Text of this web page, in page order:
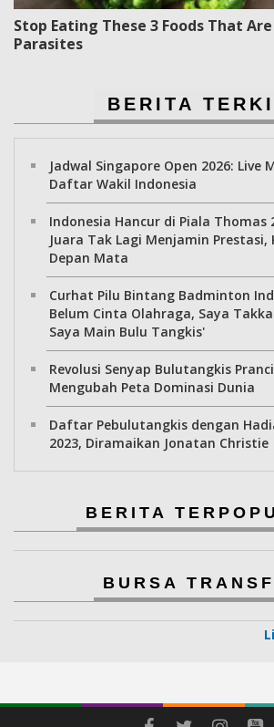
Stop Eating These 3 Foods That
Parasites
BERITA
Jadwal Singapore Open 2026: Live
Daftar Wakil Indonesia
Indonesia Hancur di Piala Thomas
Juara Tak Lagi Menjamin Prestasi,
Depan Mata
Curhat Pilu Bintang Badminton
Belum Cinta Olahraga, Saya
Saya Main Bulu Tangkis'
Revolusi Senyap Bulutangkis
Mengubah Peta Dominasi Dunia
Daftar Pebulutangkis dengan
2023, Diramaikan Jonatan Christie
BERITA
BURSA